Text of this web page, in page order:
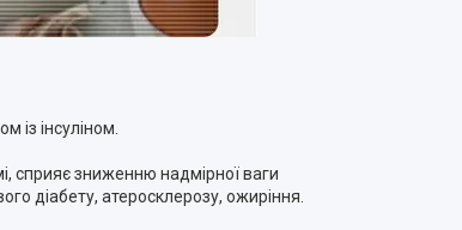
із інсуліном.
сприяє зниженню надмірної ваги
діабету, атеросклерозу, ожиріння.